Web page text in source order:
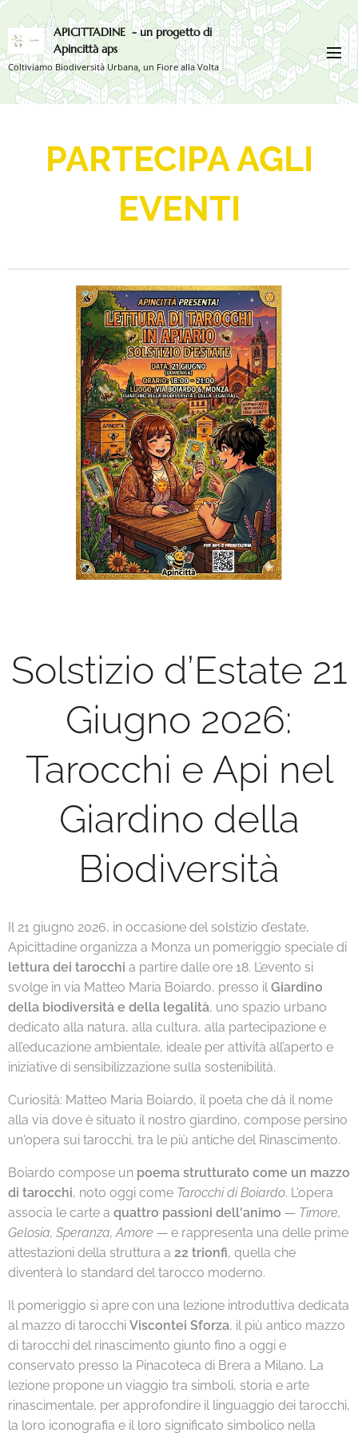
APICITTADINE - un progetto di
Apincittà aps
Coltiviamo Biodiversità Urbana, un Fiore alla Volta
PARTECIPA AGLI
EVENTI
Solstizio d’Estate 21
Giugno 2026:
Tarocchi e Api nel
Giardino della
Biodiversità
Il 21 giugno 2026, in occasione del solstizio d’estate,
Apicittadine organizza a Monza un pomeriggio speciale di
lettura dei tarocchi a partire dalle ore 18. L’evento si
svolge in via Matteo Maria Boiardo, presso ilGiardino
della biodiversità e della legalità, uno spazio urbano
dedicato alla natura, alla cultura, alla partecipazione e
all’educazione ambientale, ideale per attività all’aperto e
iniziative di sensibilizzazione sulla sostenibilità.
Curiosità: Matteo Maria Boiardo, il poeta che dà il nome
alla via dove è situato il nostro giardino, compose persino
un'opera sui tarocchi, tra le più antiche del Rinascimento.
Boiardo compose un poema strutturato come un mazzo
di tarocchi, noto oggi come Tarocchi di Boiardo. L'opera
associa le carte a quattro passioni dell'animo — Timore,
Gelosia, Speranza, Amore — e rappresenta una delle prime
attestazioni della struttura a 22 trionfi, quella che
diventerà lo standard del tarocco moderno.
Il pomeriggio si apre con una lezione introduttiva dedicata
al mazzo di tarocchi Viscontei Sforza, il più antico mazzo
di tarocchi del rinascimento giunto fino a oggi e
conservato presso la Pinacoteca di Brera a Milano. La
lezione propone un viaggio tra simboli, storia e arte
rinascimentale, per approfondire il linguaggio dei tarocchi,
la loro iconografia e il loro significato simbolico nella